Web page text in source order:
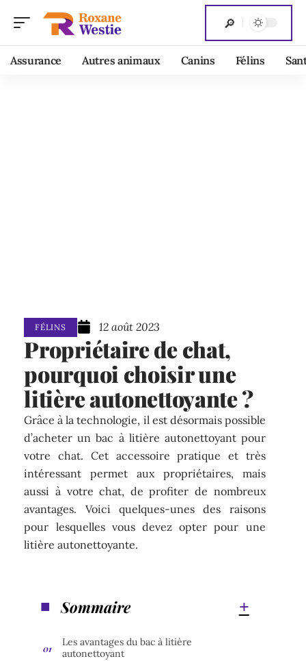
Assurance Autres animaux Canins Félins
FÉLINS 12 août 2023
Propriétaire de chat,
pourquoi choisir une
litière autonettoyante ?
Grâce à la technologie, il est désormais possible
d’acheter un bac à litière autonettoyant pour
votre chat. Cet accessoire pratique et très
intéressant permet aux propriétaires, mais
aussi à votre chat, de profiter de nombreux
avantages. Voici quelques-unes des raisons
pour lesquelles vous devez opter pour une
litière autonettoyante.
Sommaire
Les avantages du bac à litière
autonettoyant